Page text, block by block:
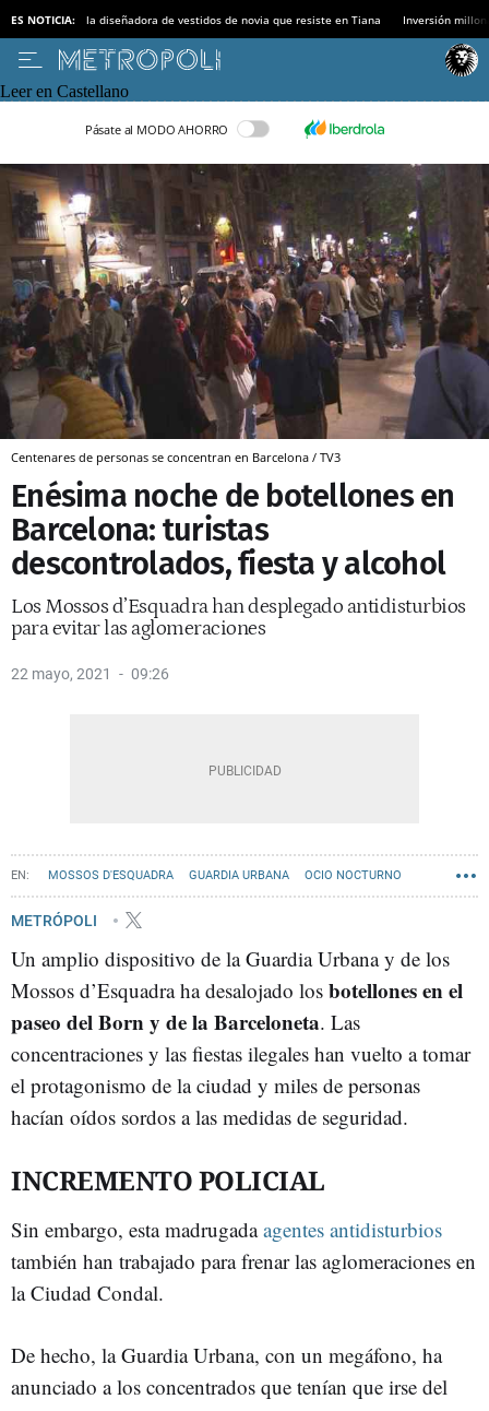
ES NOTICIA: la diseñadora de vestidos de novia que resiste en Tiana Inversión
Leer en Castellano
Pásate al MODO AHORRO
Centenares de personas se concentran en Barcelona / TV3
Enésima noche de botellones en
Barcelona: turistas
descontrolados, fiesta y alcohol
Los Mossos d’Esquadra han desplegado antidisturbios
para evitar las aglomeraciones
22 mayo, 2021 09:26
MOSSOS D'ESQUADRA GUARDIA URBANA OCIO NOCTURNO
METRÓPOLI
Un amplio dispositivo de la Guardia Urbana y de los
Mossos d’Esquadra ha desalojado los botellones en el
paseo del Born y de la Barceloneta. Las
concentraciones y las fiestas ilegales han vuelto a tomar
el protagonismo de la ciudad y miles de personas
hacían oídos sordos a las medidas de seguridad.
INCREMENTO POLICIAL
Sin embargo, esta madrugadaagentes antidisturbios
también han trabajado para frenar las aglomeraciones en
la Ciudad Condal.
De hecho, la Guardia Urbana, con un megáfono, ha
anunciado a los concentrados que tenían que irse del